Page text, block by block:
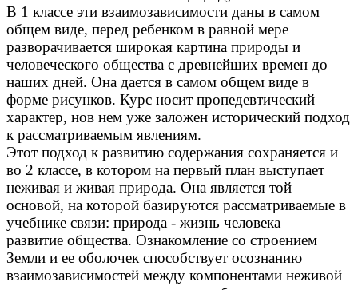
В 1 классе эти взаимозависимости даны в самом
общем виде, перед ребенком в равной мере
разворачивается широкая картина природы и
человеческого общества с древнейших времен до
наших дней. Она дается в самом общем виде в
форме рисунков. Курс носит пропедевтический
характер, нов нем уже заложен исторический подход
к рассматриваемым явлениям.
Этот подход к развитию содержания сохраняется и
во 2 классе, в котором на первый план выступает
неживая и живая природа. Она является той
основой, на которой базируются рассматриваемые в
учебнике связи: природа - жизнь человека –
развитие общества. Ознакомление со строением
Земли и ее оболочек способствует осознанию
взаимозависимостей между компонентами неживой